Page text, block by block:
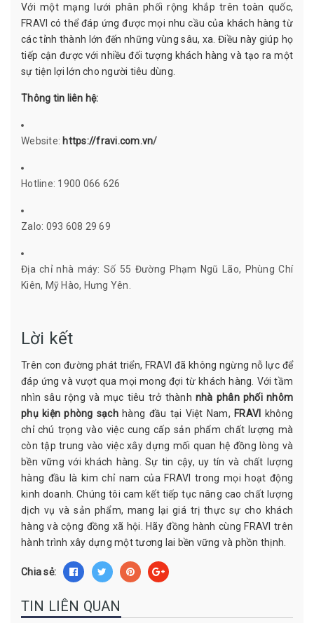
Với một mạng lưới phân phối rộng khắp trên toàn quốc,
FRAVI có thể đáp ứng được mọi nhu cầu của khách hàng từ
các tỉnh thành lớn đến những vùng sâu, xa. Điều này giúp họ
tiếp cận được với nhiều đối tượng khách hàng và tạo ra một
sự tiện lợi lớn cho người tiêu dùng.
Thông tin liên hệ:
Website: https://fravi.com.vn/
Hotline: 1900 066 626
Zalo: 093 608 29 69
Địa chỉ nhà máy: Số 55 Đường Phạm Ngũ Lão, Phùng Chí
Kiên, Mỹ Hào, Hưng Yên.
Lời kết
Trên con đường phát triển, FRAVI đã không ngừng nỗ lực để
đáp ứng và vượt qua mọi mong đợi từ khách hàng. Với tầm
nhìn sâu rộng và mục tiêu trở thành nhà phân phối nhôm
phụ kiện phòng sạchhàng đầu tại Việt Nam, FRAVI
không
chỉ chú trọng vào việc cung cấp sản phẩm chất lượng mà
còn tập trung vào việc xây dựng mối quan hệ đồng lòng và
bền vững với khách hàng. Sự tin cậy, uy tín và chất lượng
hàng đầu là kim chỉ nam của FRAVI trong mọi hoạt động
kinh doanh. Chúng tôi cam kết tiếp tục nâng cao chất lượng
dịch vụ và sản phẩm, mang lại giá trị thực sự cho khách
hàng và cộng đồng xã hội. Hãy đồng hành cùng FRAVI trên
hành trình xây dựng một tương lai bền vững và phồn thịnh.
Chia sẻ:
TIN LIÊN QUAN